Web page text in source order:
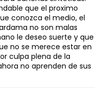
que el proximo
conozca el medio, el
no son malas
le deseo suerte y que
no se merece estar en
culpa plena de la
no aprenden de sus